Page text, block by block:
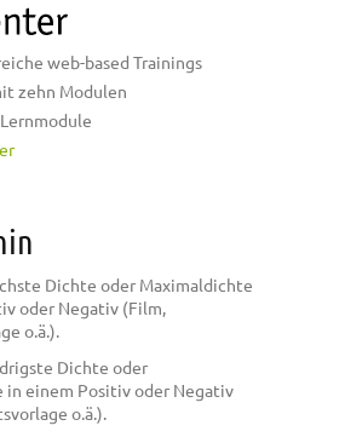
web-based Trainings
zehn Modulen
Dichte oder Maximaldichte
oder Negativ (Film,
o.ä.).
Dichte oder
einem Positiv oder Negativ
o.ä.).